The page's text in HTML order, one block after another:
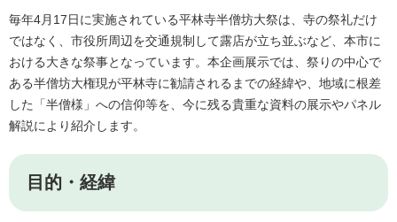
毎年4月17日に実施されている平林寺半僧坊大祭は、寺の祭礼だけ
ではなく、市役所周辺を交通規制して露店が立ち並ぶなど、本市に
おける大きな祭事となっています。本企画展示では、祭りの中心で
ある半僧坊大権現が平林寺に勧請されるまでの経緯や、地域に根差
した「半僧様」への信仰等を、今に残る貴重な資料の展示やパネル
解説により紹介します。
目的・経緯